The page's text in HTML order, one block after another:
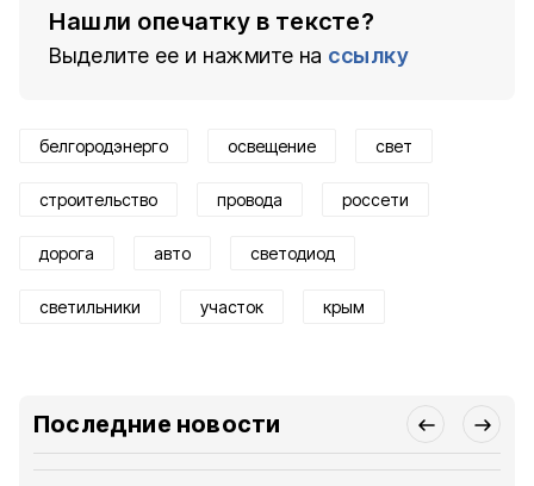
Нашли опечатку в тексте?
Выделите ее и нажмите на ссылку
белгородэнерго освещение свет
строительство провода россети
дорога авто светодиод
светильники участок крым
Последние новости